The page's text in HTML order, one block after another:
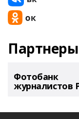
Партнеры
Фотобанк
журналистов